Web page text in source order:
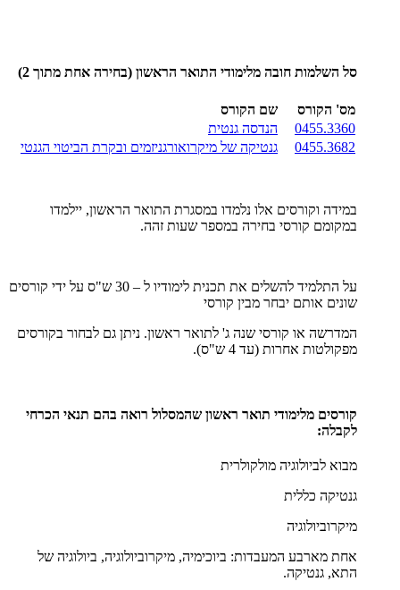
סל השלמות חובה מלימודי התואר הראשון (בחירה אחת מתוך 2)
מס' הקורס
שם הקורס
0455.3360
הנדסה גנטית
0455.3682
גנטיקה של מיקרואורגניזמים ובקרת הביטוי הגנטי
במידה וקורסים אלו נלמדו במסגרת התואר הראשון, יילמדו
במקומם קורסי בחירה במספר שעות זהה.
על התלמיד להשלים את תכנית לימודיו ל – 30 ש"ס על ידי קורסים
שונים אותם יבחר מבין קורסי
המדרשה או קורסי שנה ג' לתואר ראשון. ניתן גם לבחור בקורסים
מפקולטות אחרות (עד 4 ש"ס).
קורסים מלימודי תואר ראשון שהמסלול רואה בהם תנאי הכרחי
לקבלה:
מבוא לביולוגיה מולקולרית
גנטיקה כללית
מיקרוביולוגיה
אחת מארבע המעבדות: ביוכימיה, מיקרוביולוגיה, ביולוגיה של
התא, גנטיקה.